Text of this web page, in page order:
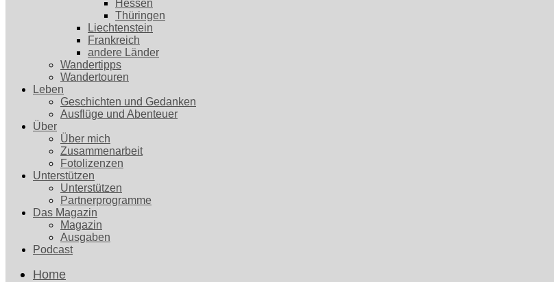
Hessen
Thüringen
Liechtenstein
Frankreich
andere Länder
Wandertipps
Wandertouren
Leben
Geschichten und Gedanken
Ausflüge und Abenteuer
Über
Über mich
Zusammenarbeit
Fotolizenzen
Unterstützen
Unterstützen
Partnerprogramme
Das Magazin
Magazin
Ausgaben
Podcast
Home